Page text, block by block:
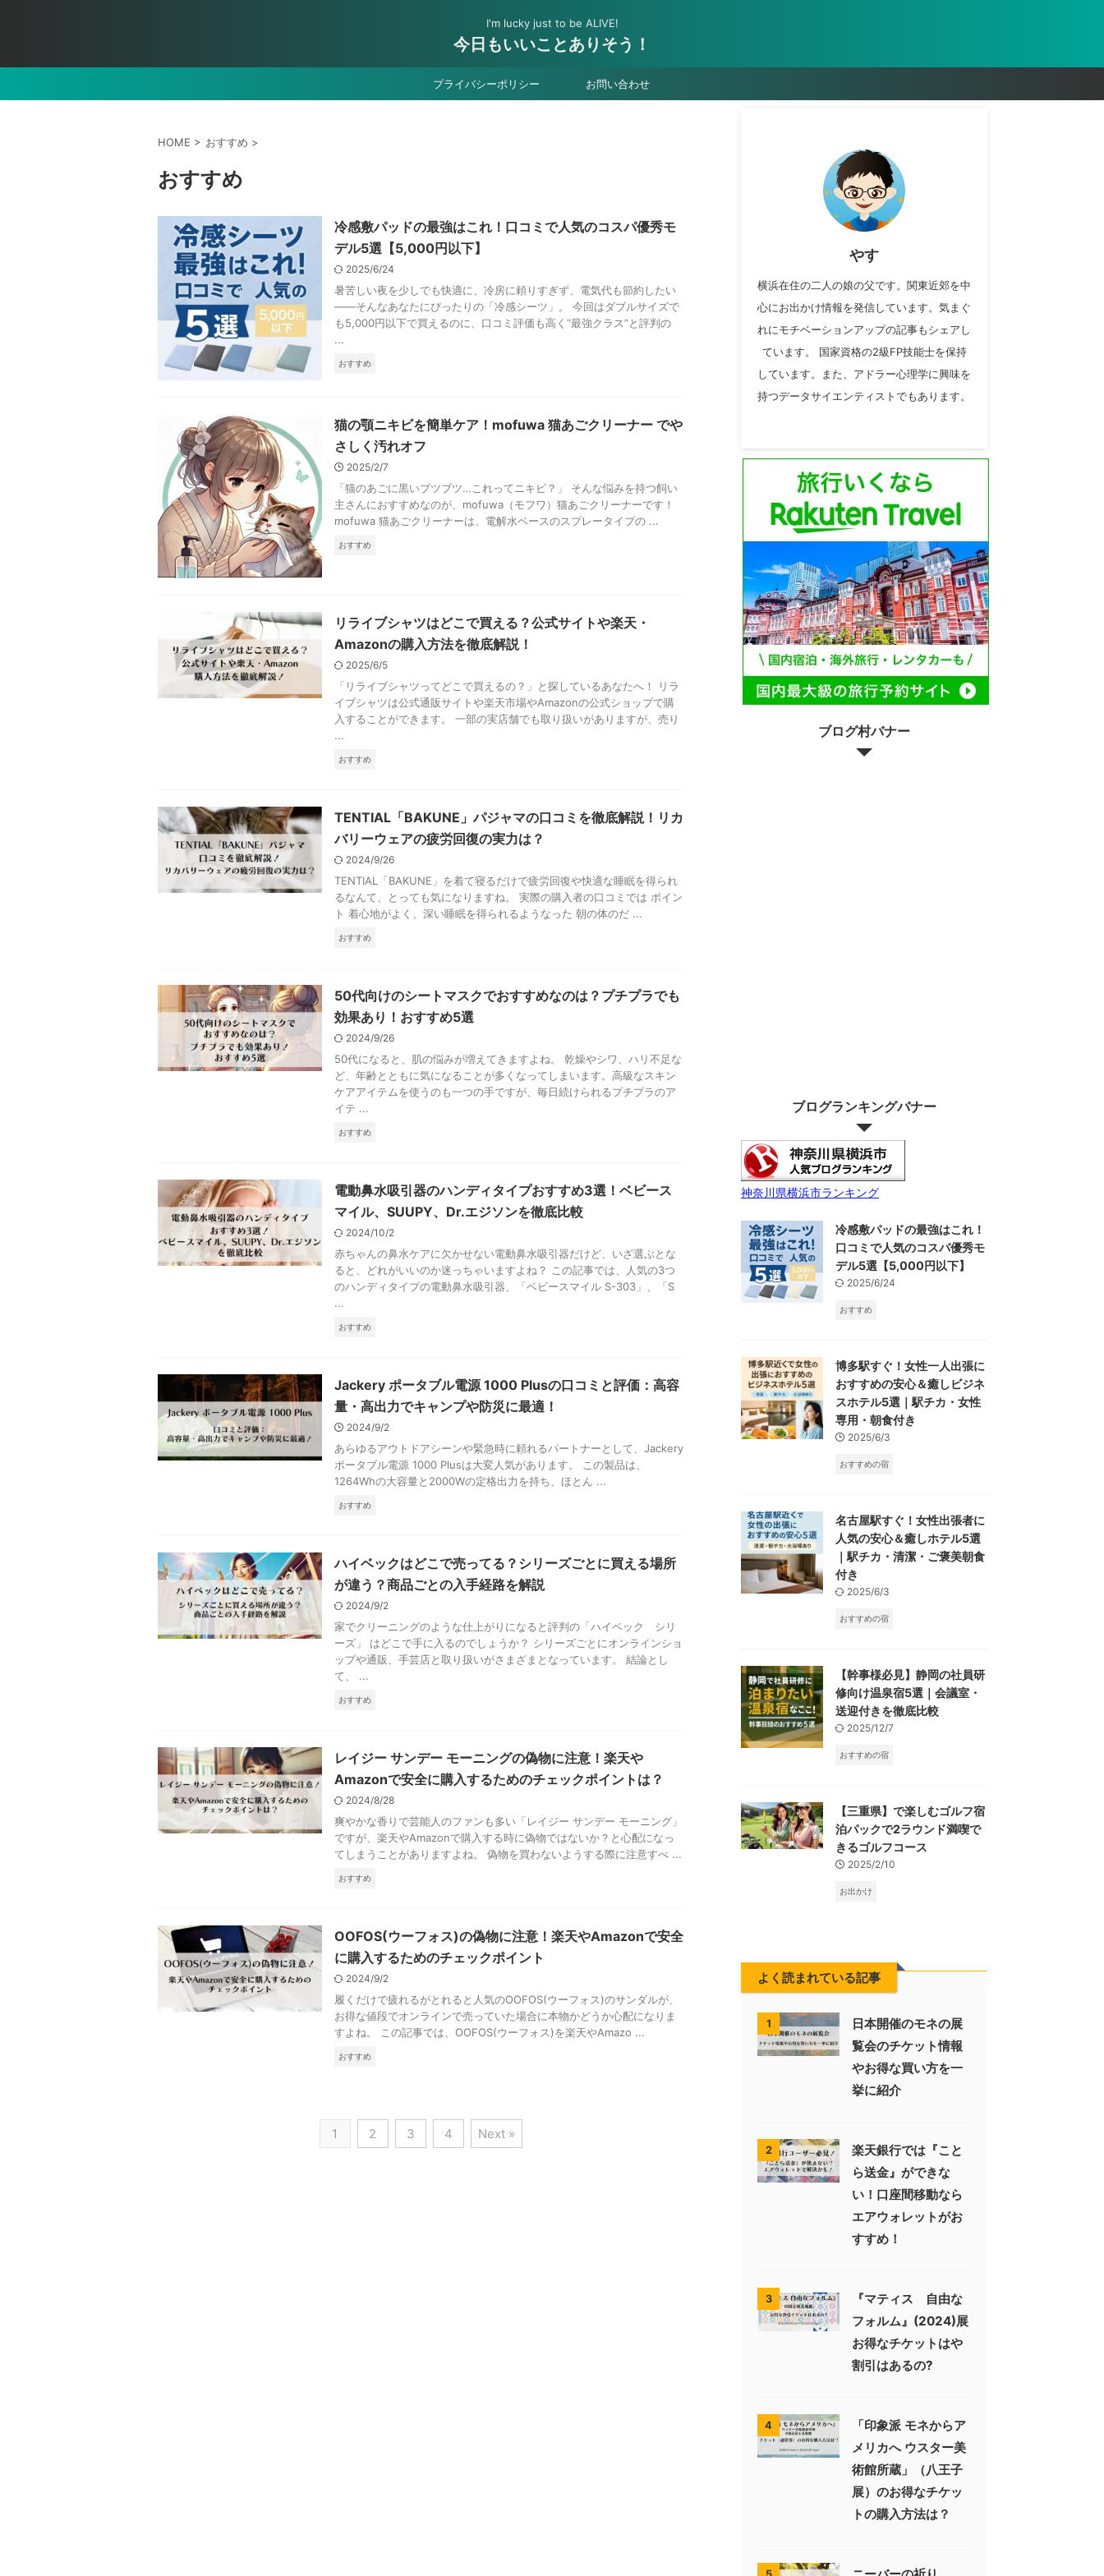
I'm lucky just to be ALIVE!
今日もいいことありそう！
プライバシーポリシー お問い合わせ
HOME > おすすめ >
おすすめ
冷感敷パッドの最強はこれ！口コミで人気のコスパ優秀モ
デル5選【5,000円以下】
2025/6/24
暑苦しい夜を少しでも快適に、冷房に頼りすぎず、電気代も節約したい
――そんなあなたにぴったりの「冷感シーツ」。 今回はダブルサイズで
も5,000円以下で買えるのに、口コミ評価も高く“最強クラス”と評判の
...
おすすめ
猫の顎ニキビを簡単ケア！mofuwa 猫あごクリーナー でや
さしく汚れオフ
2025/2/7
「猫のあごに黒いブツブツ…これってニキビ？」 そんな悩みを持つ飼い
主さんにおすすめなのが、mofuwa（モフワ）猫あごクリーナーです！
mofuwa 猫あごクリーナーは、電解水ベースのスプレータイプの ...
おすすめ
リライブシャツはどこで買える？公式サイトや楽天・
Amazonの購入方法を徹底解説！
2025/6/5
「リライブシャツってどこで買えるの？」と探しているあなたへ！ リラ
イブシャツは公式通販サイトや楽天市場やAmazonの公式ショップで購
入することができます。 一部の実店舗でも取り扱いがありますが、売り
...
おすすめ
TENTIAL「BAKUNE」パジャマの口コミを徹底解説！リカ
バリーウェアの疲労回復の実力は？
2024/9/26
TENTIAL「BAKUNE」を着て寝るだけで疲労回復や快適な睡眠を得られ
るなんて、とっても気になりますね。 実際の購入者の口コミでは ポイン
ト 着心地がよく、深い睡眠を得られるようなった 朝の体のだ ...
おすすめ
50代向けのシートマスクでおすすめなのは？プチプラでも
効果あり！おすすめ5選
2024/9/26
50代になると、肌の悩みが増えてきますよね。 乾燥やシワ、ハリ不足な
ど、年齢とともに気になることが多くなってしまいます。高級なスキン
ケアアイテムを使うのも一つの手ですが、毎日続けられるプチプラのア
イテ ...
おすすめ
電動鼻水吸引器のハンディタイプおすすめ3選！ベビース
マイル、SUUPY、Dr.エジソンを徹底比較
2024/10/2
赤ちゃんの鼻水ケアに欠かせない電動鼻水吸引器だけど、いざ選ぶとな
ると、どれがいいのか迷っちゃいますよね？ この記事では、人気の3つ
のハンディタイプの電動鼻水吸引器、「ベビースマイル S-303」、「S
...
おすすめ
Jackery ポータブル電源 1000 Plusの口コミと評価：高容
量・高出力でキャンプや防災に最適！
2024/9/2
あらゆるアウトドアシーンや緊急時に頼れるパートナーとして、Jackery
ポータブル電源 1000 Plusは大変人気があります。 この製品は、
1264Whの大容量と2000Wの定格出力を持ち、ほとん ...
おすすめ
ハイベックはどこで売ってる？シリーズごとに買える場所
が違う？商品ごとの入手経路を解説
2024/9/2
家でクリーニングのような仕上がりになると評判の「ハイベック シリ
ーズ」 はどこで手に入るのでしょうか？ シリーズごとにオンラインショ
ップや通販、手芸店と取り扱いがさまざまとなっています。 結論とし
て、 ...
おすすめ
レイジー サンデー モーニングの偽物に注意！楽天や
Amazonで安全に購入するためのチェックポイントは？
2024/8/28
爽やかな香りで芸能人のファンも多い「レイジー サンデー モーニング」
ですが、楽天やAmazonで購入する時に偽物ではないか？と心配になっ
てしまうことがありますよね。 偽物を買わないようする際に注意すべ ...
おすすめ
OOFOS(ウーフォス)の偽物に注意！楽天やAmazonで安全
に購入するためのチェックポイント
2024/9/2
履くだけで疲れるがとれると人気のOOFOS(ウーフォス)のサンダルが、
お得な値段でオンラインで売っていた場合に本物かどうか心配になりま
すよね。 この記事では、OOFOS(ウーフォス)を楽天やAmazo ...
おすすめ
1 2 3 4 Next »
やす
横浜在住の二人の娘の父です。関東近郊を中
心にお出かけ情報を発信しています。気まぐ
れにモチベーションアップの記事もシェアし
ています。 国家資格の2級FP技能士を保持
しています。また、アドラー心理学に興味を
持つデータサイエンティストでもあります。
ブログ村バナー
ブログランキングバナー
神奈川県横浜市ランキング
冷感敷パッドの最強はこれ！
口コミで人気のコスパ優秀モ
デル5選【5,000円以下】
2025/6/24
おすすめ
博多駅すぐ！女性一人出張に
おすすめの安心＆癒しビジネ
スホテル5選｜駅チカ・女性
専用・朝食付き
2025/6/3
おすすめの宿
名古屋駅すぐ！女性出張者に
人気の安心＆癒しホテル5選
｜駅チカ・清潔・ご褒美朝食
付き
2025/6/3
おすすめの宿
【幹事様必見】静岡の社員研
修向け温泉宿5選｜会議室・
送迎付きを徹底比較
2025/12/7
おすすめの宿
【三重県】で楽しむゴルフ宿
泊パックで2ラウンド満喫で
きるゴルフコース
2025/2/10
お出かけ
よく読まれている記事
1
日本開催のモネの展
覧会のチケット情報
やお得な買い方を一
挙に紹介
2
楽天銀行では『こと
ら送金』ができな
い！口座間移動なら
エアウォレットがお
すすめ！
3
『マティス 自由な
フォルム』(2024)展
お得なチケットはや
割引はあるの?
4
「印象派 モネからア
メリカへ ウスター美
術館所蔵」（八王子
展）のお得なチケッ
トの購入方法は？